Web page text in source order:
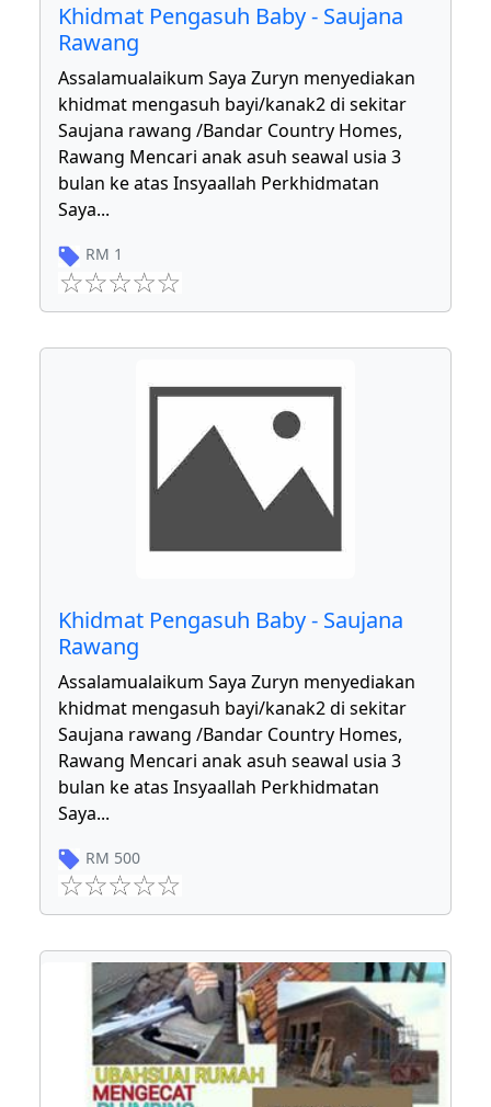
Khidmat Pengasuh Baby - Saujana
Rawang
Assalamualaikum Saya Zuryn menyediakan
khidmat mengasuh bayi/kanak2 di sekitar
Saujana rawang /Bandar Country Homes,
Rawang Mencari anak asuh seawal usia 3
bulan ke atas Insyaallah Perkhidmatan
Saya...
RM 1
Khidmat Pengasuh Baby - Saujana
Rawang
Assalamualaikum Saya Zuryn menyediakan
khidmat mengasuh bayi/kanak2 di sekitar
Saujana rawang /Bandar Country Homes,
Rawang Mencari anak asuh seawal usia 3
bulan ke atas Insyaallah Perkhidmatan
Saya...
RM 500